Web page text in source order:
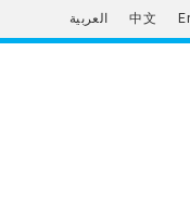
العربية 中文